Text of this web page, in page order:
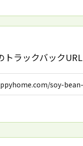
トラックバックURL